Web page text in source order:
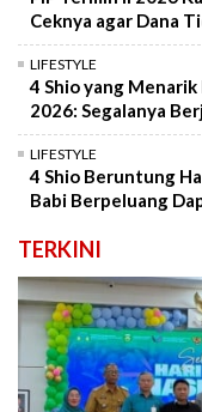
Ceknya agar Dana
LIFESTYLE
4 Shio yang
2026: Segalanya
LIFESTYLE
4 Shio Beruntung
Babi Berpeluang
TERKINI